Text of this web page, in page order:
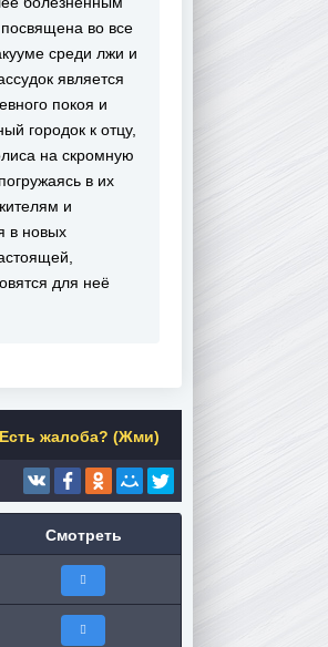
во все
среди лжи и
является
покоя и
городок к отцу,
на скромную
в их
и
в новых
для неё
Есть жалоба? (Жми)
Смотреть